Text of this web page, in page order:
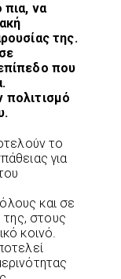
πια, να
της.
που
πολιτισμό
το
για
και σε
της, στους
κοινό.